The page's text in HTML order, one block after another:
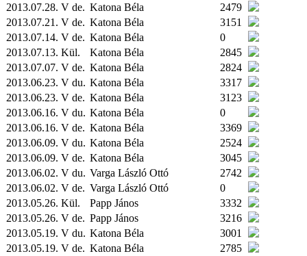
2013.07.28. V de. Katona Béla
2479
2013.07.21. V de. Katona Béla
3151
2013.07.14. V de. Katona Béla
0
2013.07.13. Kül. Katona Béla
2845
2013.07.07. V de. Katona Béla
2824
2013.06.23. V du. Katona Béla
3317
2013.06.23. V de. Katona Béla
3123
2013.06.16. V du. Katona Béla
0
2013.06.16. V de. Katona Béla
3369
2013.06.09. V du. Katona Béla
2524
2013.06.09. V de. Katona Béla
3045
2013.06.02. V du. Varga László Ottó
2742
2013.06.02. V de. Varga László Ottó
0
2013.05.26. Kül. Papp János
3332
2013.05.26. V de. Papp János
3216
2013.05.19. V du. Katona Béla
3001
2013.05.19. V de. Katona Béla
2785